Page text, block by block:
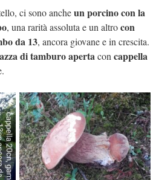
ci sono ancheun porcino con la
, una rarità assoluta e un altrocon
da 13, ancora giovane e in crescita.
azza di tamburo apertacon cappella